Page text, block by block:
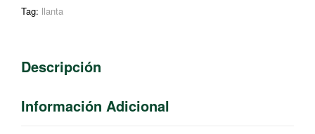
Tag: llanta
Descripción
Información Adicional